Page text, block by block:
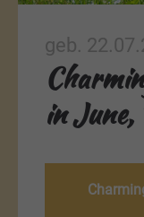
geb.
in June,